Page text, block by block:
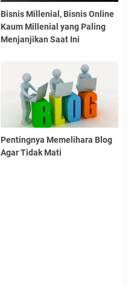
Bisnis Millenial, Bisnis Online
Kaum Millenial yang Paling
Menjanjikan Saat Ini
Pentingnya Memelihara Blog
Agar Tidak Mati